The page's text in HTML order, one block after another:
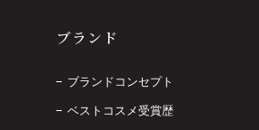
ブランド
ブランドコンセプト
ベストコスメ受賞歴